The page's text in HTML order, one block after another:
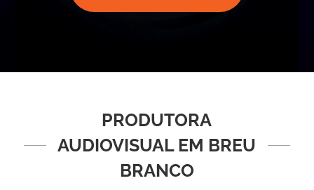
PRODUTORA
AUDIOVISUAL EM BREU
BRANCO